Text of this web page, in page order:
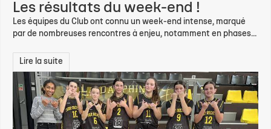
Les résultats du week-end !
Les équipes du Club ont connu un week-end intense, marqué
par de nombreuses rencontres à enjeu, notamment en phases...
Lire la suite